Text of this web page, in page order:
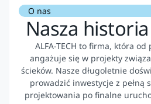
O nas
Nasza
ALFA-TECH to firma, która
angażuje się w projekty
ścieków. Nasze długoletnie
prowadzić inwestycje z pełną
projektowania po finalne